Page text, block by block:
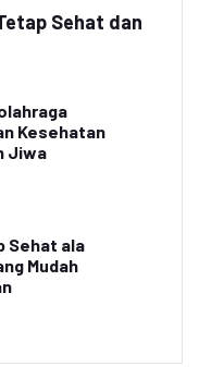
Sehat dan
Kesehatan
Jiwa
Sehat ala
Mudah